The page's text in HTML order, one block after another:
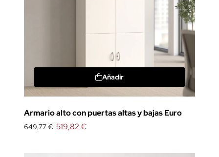
Añadir
Armario alto con puertas altas y bajas Euro
649,77 € 519,82 €